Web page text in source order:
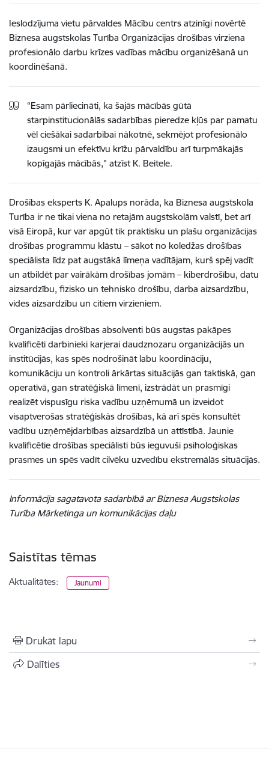
Ieslodzījuma vietu pārvaldes Mācību centrs atzinīgi novērtē
Biznesa augstskolas Turība Organizācijas drošības virziena
profesionālo darbu krīzes vadības mācību organizēšanā un
koordinēšanā.
“Esam pārliecināti, ka šajās mācībās gūtā
starpinstitucionālās sadarbības pieredze kļūs par pamatu
vēl ciešākai sadarbībai nākotnē, sekmējot profesionālo
izaugsmi un efektīvu krīžu pārvaldību arī turpmākajās
kopīgajās mācībās," atzīst K. Beitele.
Drošības eksperts K. Apalups norāda, ka Biznesa augstskola
Turība ir ne tikai viena no retajām augstskolām valstī, bet arī
visā Eiropā, kur var apgūt tik praktisku un plašu organizācijas
drošības programmu klāstu – sākot no koledžas drošības
speciālista līdz pat augstākā līmeņa vadītājam, kurš spēj vadīt
un atbildēt par vairākām drošības jomām – kiberdrošību, datu
aizsardzību, fizisko un tehnisko drošību, darba aizsardzību,
vides aizsardzību un citiem virzieniem.
Organizācijas drošības absolventi būs augstas pakāpes
kvalificēti darbinieki karjerai daudznozaru organizācijās un
institūcijās, kas spēs nodrošināt labu koordināciju,
komunikāciju un kontroli ārkārtas situācijās gan taktiskā, gan
operatīvā, gan stratēģiskā līmenī, izstrādāt un prasmīgi
realizēt vispusīgu riska vadību uzņēmumā un izveidot
visaptverošas stratēģiskās drošības, kā arī spēs konsultēt
vadību uzņēmējdarbības aizsardzībā un attīstībā. Jaunie
kvalificētie drošības speciālisti būs ieguvuši psiholoģiskas
prasmes un spēs vadīt cilvēku uzvedību ekstremālās situācijās.
Informācija sagatavota sadarbībā ar Biznesa Augstskolas
Turība Mārketinga un komunikācijas daļu
Saistītas tēmas
Aktualitātes: Jaunumi
Drukāt lapu
Dalīties